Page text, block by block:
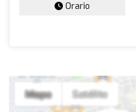
Orario